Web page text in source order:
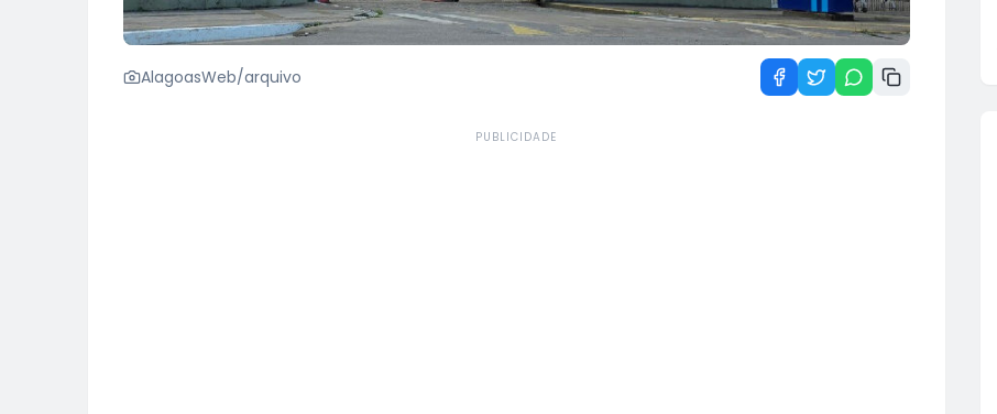
AlagoasWeb/arquivo
PUBLICIDADE